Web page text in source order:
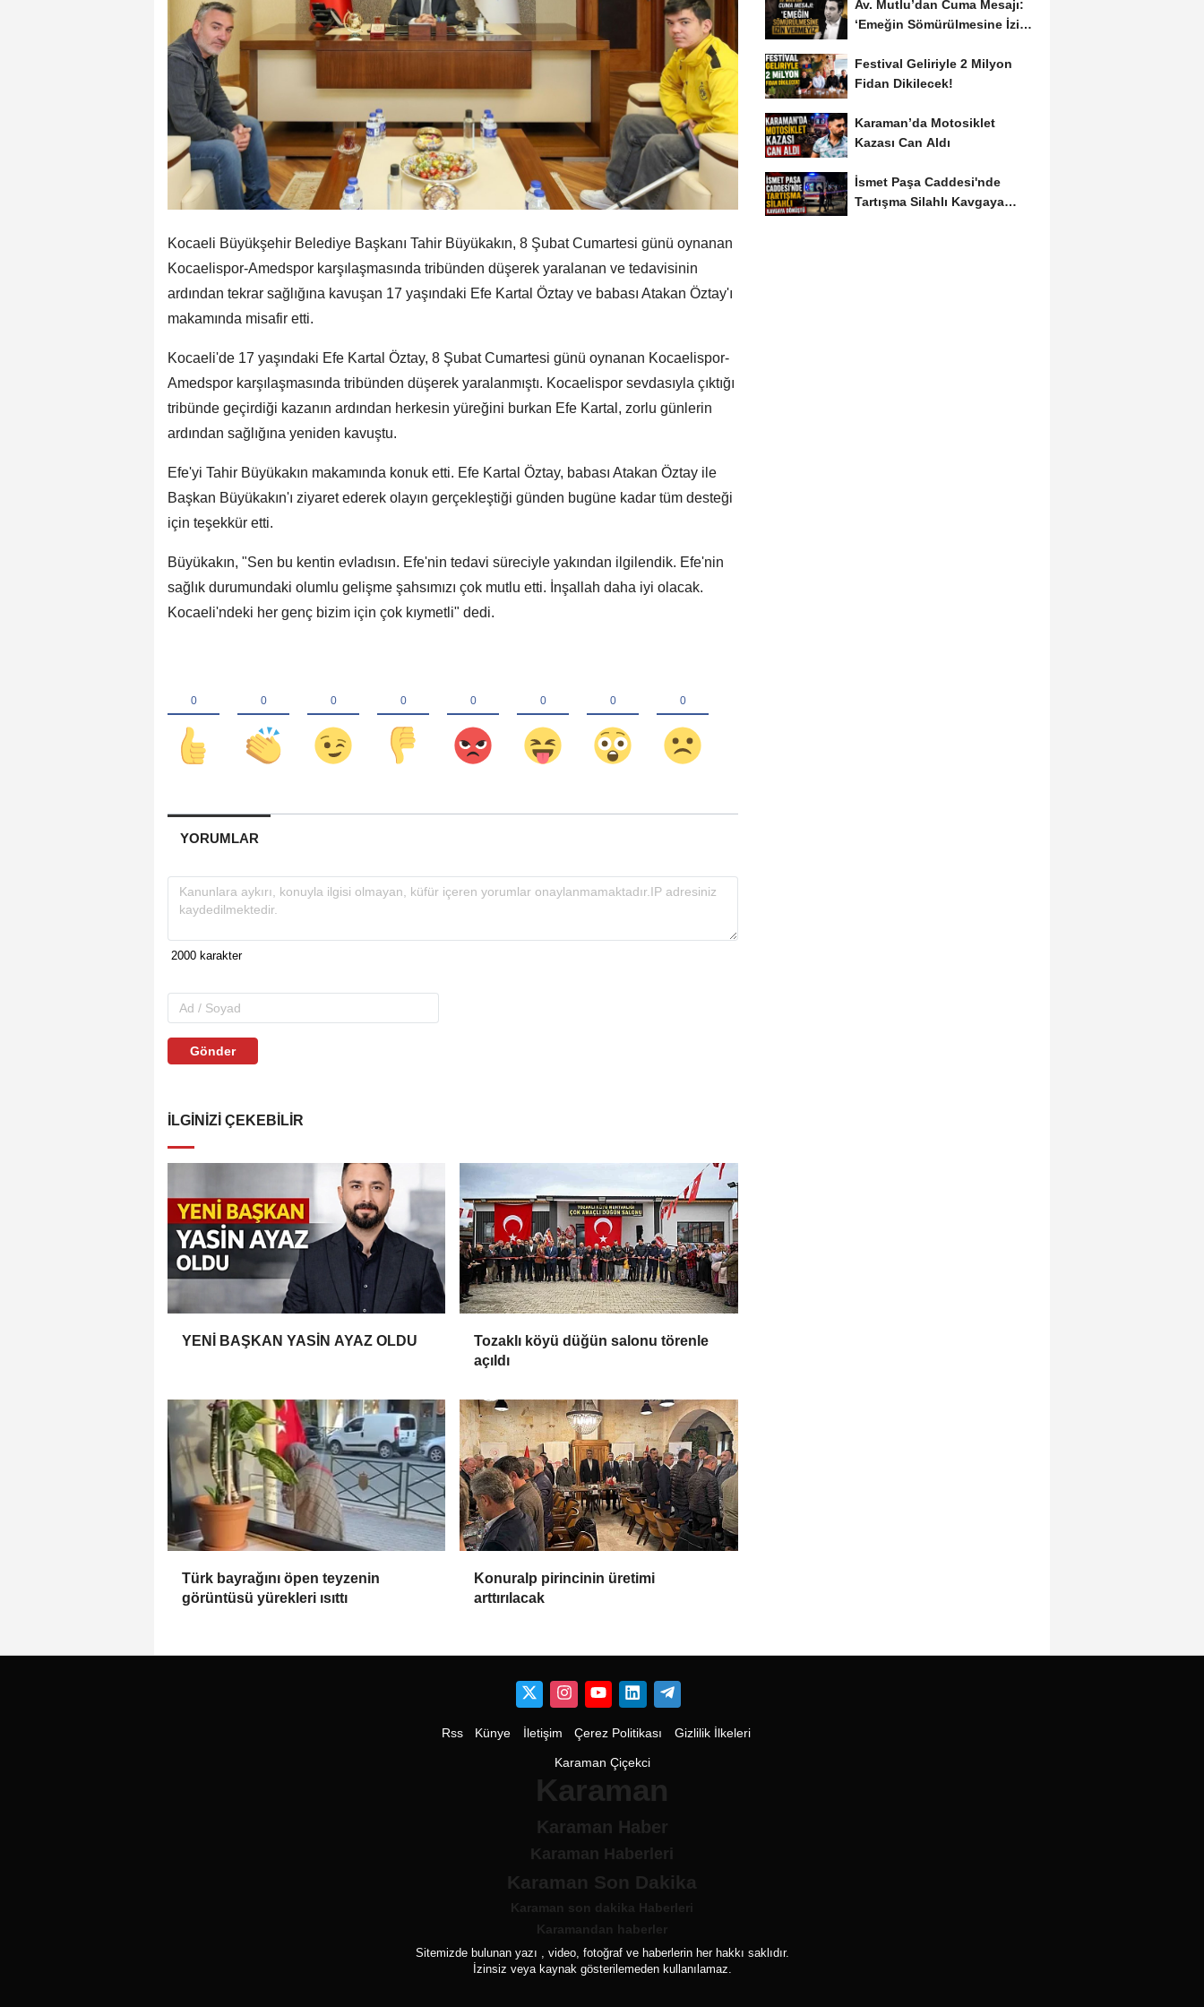
Kocaeli Büyükşehir Belediye Başkanı Tahir Büyükakın, 8 Şubat Cumartesi günü oynanan
Kocaelispor-Amedspor karşılaşmasında tribünden düşerek yaralanan ve tedavisinin
ardından tekrar sağlığına kavuşan 17 yaşındaki Efe Kartal Öztay ve babası Atakan Öztay'ı
makamında misafir etti.
Kocaeli'de 17 yaşındaki Efe Kartal Öztay, 8 Şubat Cumartesi günü oynanan Kocaelispor-
Amedspor karşılaşmasında tribünden düşerek yaralanmıştı. Kocaelispor sevdasıyla çıktığı
tribünde geçirdiği kazanın ardından herkesin yüreğini burkan Efe Kartal, zorlu günlerin
ardından sağlığına yeniden kavuştu.
Efe'yi Tahir Büyükakın makamında konuk etti. Efe Kartal Öztay, babası Atakan Öztay ile
Başkan Büyükakın'ı ziyaret ederek olayın gerçekleştiği günden bugüne kadar tüm desteği
için teşekkür etti.
Büyükakın, "Sen bu kentin evladısın. Efe'nin tedavi süreciyle yakından ilgilendik. Efe'nin
sağlık durumundaki olumlu gelişme şahsımızı çok mutlu etti. İnşallah daha iyi olacak.
Kocaeli'ndeki her genç bizim için çok kıymetli" dedi.
YORUMLAR
Gönder
İLGINIZI ÇEKEBILIR
YENİ BAŞKAN YASİN AYAZ OLDU
Tozaklı köyü düğün salonu törenle
açıldı
Türk bayrağını öpen teyzenin
görüntüsü yürekleri ısıttı
Konuralp pirincinin üretimi
arttırılacak
Av. Mutlu’dan Cuma Mesajı:
‘Emeğin Sömürülmesine İzin
Festival Geliriyle 2 Milyon
Fidan Dikilecek!
Karaman’da Motosiklet
Kazası Can Aldı
İsmet Paşa Caddesi'nde
Tartışma Silahlı Kavgaya
Rss Künye İletişim Çerez Politikası Gizlilik İlkeleri
Karaman Çiçekci
Karaman
Karaman Haber
Karaman Haberleri
Karaman Son Dakika
Karaman son dakika Haberleri
Karamandan haberler
Sitemizde bulunan yazı , video, fotoğraf ve haberlerin her hakkı saklıdır.
İzinsiz veya kaynak gösterilemeden kullanılamaz.